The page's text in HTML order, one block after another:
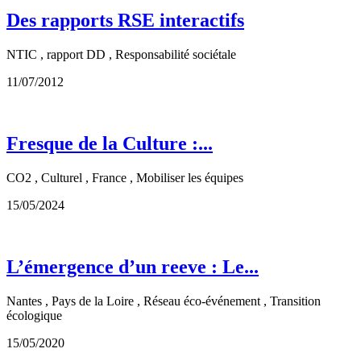
Des rapports RSE interactifs
NTIC , rapport DD , Responsabilité sociétale
11/07/2012
Fresque de la Culture :...
CO2 , Culturel , France , Mobiliser les équipes
15/05/2024
L’émergence d’un reeve : Le...
Nantes , Pays de la Loire , Réseau éco-événement , Transition
écologique
15/05/2020